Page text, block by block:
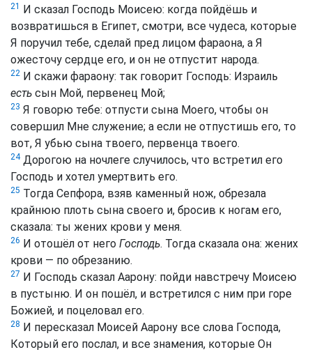
21
И сказал Господь Моисею: когда пойдёшь и
возвратишься в Египет, смотри, все чудеса, которые
Я поручил тебе, сделай пред лицом фараона, а Я
ожесточу сердце его, и он не отпустит народа.
22 И скажи фараону: так говорит Господь: Израиль
есть сын Мой, первенец Мой;
23 Я говорю тебе: отпусти сына Моего, чтобы он
совершил Мне служение; а если не отпустишь его, то
вот, Я убью сына твоего, первенца твоего.
24Дорогою на ночлеге случилось, что встретил его
Господь и хотел умертвить его.
25 Тогда Сепфора, взяв каменный нож, обрезала
крайнюю плоть сына своего и, бросив к ногам его,
сказала: ты жених крови у меня.
26 И отошёл от него Господь. Тогда сказала она: жених
крови — по обрезанию.
27 И Господь сказал Аарону: пойди навстречу Моисею
в пустыню. И он пошёл, и встретился с ним при горе
Божией, и поцеловал его.
28 И пересказал Моисей Аарону все слова Господа,
Который его послал, и все знамения, которые Он